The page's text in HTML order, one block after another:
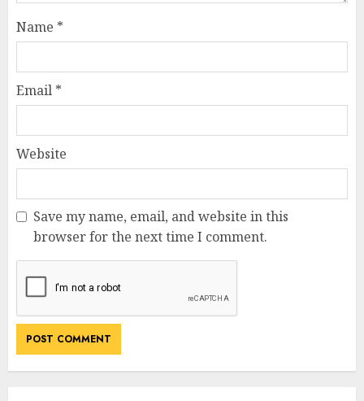
Name *
Email *
Website
Save my name, email, and website in this
browser for the next time I comment.